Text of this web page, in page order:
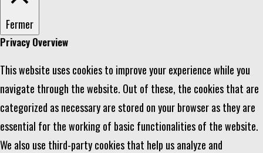
Fermer
Privacy Overview
This website uses cookies to improve your experience while you
navigate through the website. Out of these, the cookies that are
categorized as necessary are stored on your browser as they are
essential for the working of basic functionalities of the website.
We also use third-party cookies that help us analyze and